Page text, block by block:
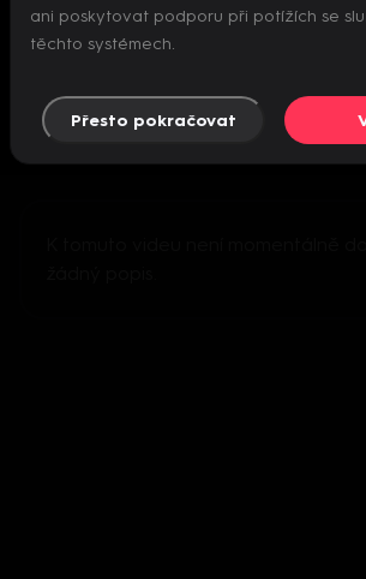
Nepodařilo se inicializovat
ani poskytovat podporu při potížích se
těchto systémech.
Přesto pokračovat